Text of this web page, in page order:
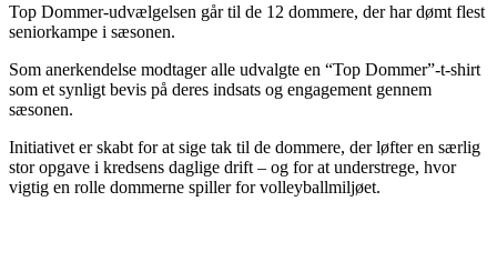
Top Dommer-udvælgelsen går til de 12 dommere, der har dømt flest
seniorkampe i sæsonen.
Som anerkendelse modtager alle udvalgte en “Top Dommer”-t-shirt
som et synligt bevis på deres indsats og engagement gennem
sæsonen.
Initiativet er skabt for at sige tak til de dommere, der løfter en særlig
stor opgave i kredsens daglige drift – og for at understrege, hvor
vigtig en rolle dommerne spiller for volleyballmiljøet.